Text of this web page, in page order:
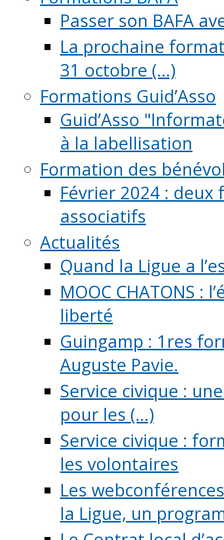
Passer son BAFA
La prochaine
31 octobre (...)
Formations Guid’Asso
Guid’Asso
à la labellisation
Formation des
Février 2024 :
associatifs
Actualités
Quand la Ligue a
MOOC CHATONS
liberté
Guingamp : 1res
Auguste Pavie.
Service civique :
pour les (...)
Service civique :
les volontaires
Les
la Ligue, un